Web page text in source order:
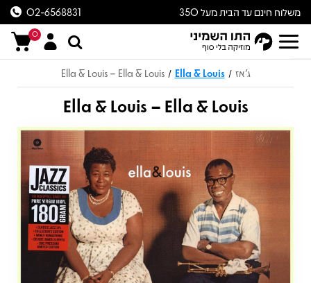
משלוח חינם עד הבית מעל 350
ש״ח
02-6568831
0
ג'אז /
Ella & Louis
/
Ella & Louis – Ella & Louis
Ella & Louis – Ella & Louis